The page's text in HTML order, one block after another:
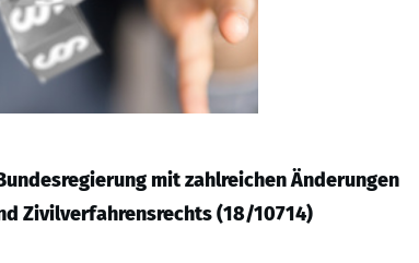
mit zahlreichen Änderungen
Zivilverfahrensrechts (18/10714)